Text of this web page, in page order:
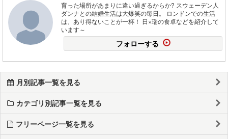
育った場所があまりに違い過ぎるからか? スウェーデン人
ダンナとの結婚生活は大爆笑の毎日。 ロンドンでの生活
は、あり得ないことが一杯！ 日×瑞の食卓などを紹介して
います～
フォローする
月別記事一覧を見る
カテゴリ別記事一覧を見る
フリーページ一覧を見る